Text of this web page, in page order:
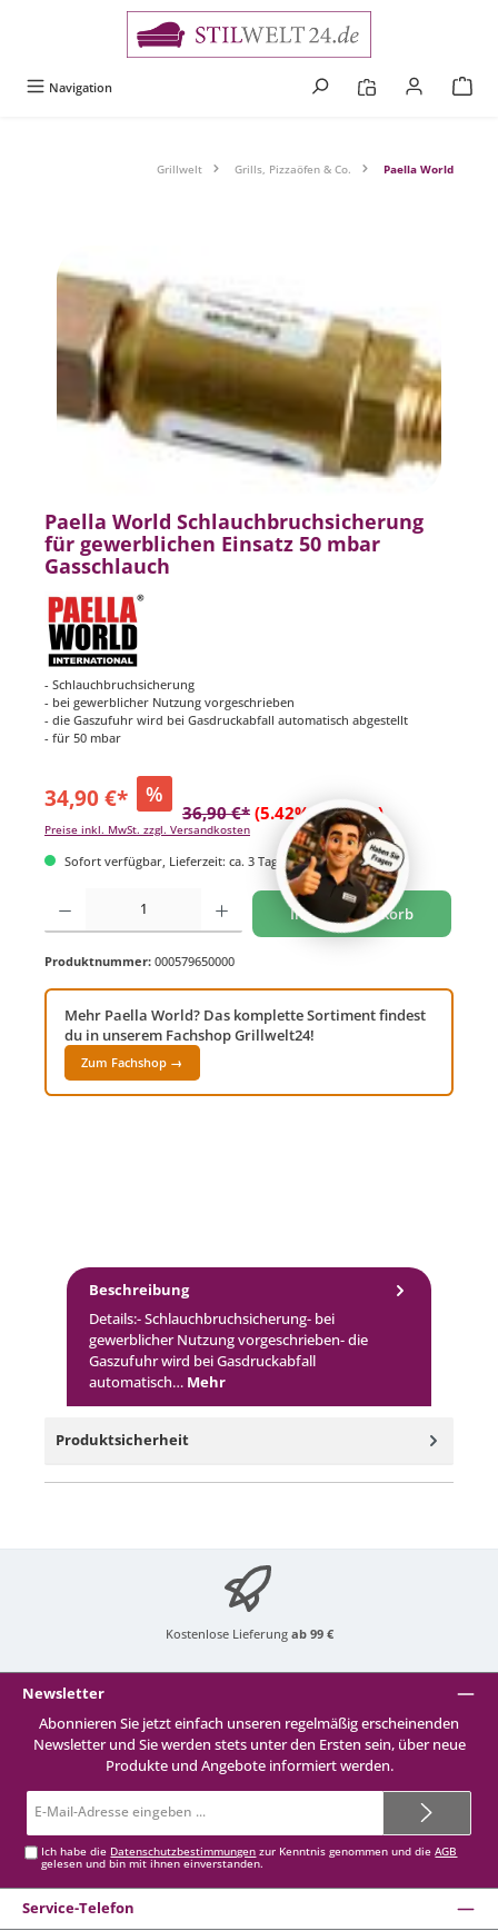
Navigation
Grillwelt Grills, Pizzaöfen & Co. Paella World
Paella World Schlauchbruchsicherung
für gewerblichen Einsatz 50 mbar
Gasschlauch
- Schlauchbruchsicherung
- bei gewerblicher Nutzung vorgeschrieben
- die Gaszufuhr wird bei Gasdruckabfall automatisch abgestellt
- für 50 mbar
34,90 €* %
36,90 €* (5.42% gespart)
Preise inkl. MwSt. zzgl. Versandkosten
Sofort verfügbar, Lieferzeit: ca. 3 Tage
Produkt Anzahl: Gib den gewünschten Wert ein oder benutze die Schaltflächen um
In den Warenkorb
Produktnummer: 000579650000
Mehr Paella World? Das komplette Sortiment findest
du in unserem Fachshop Grillwelt24!
Zum Fachshop →
Beschreibung
Details:- Schlauchbruchsicherung- bei
gewerblicher Nutzung vorgeschrieben- die
Gaszufuhr wird bei Gasdruckabfall
automatisch… Mehr
Produktsicherheit
Kostenlose Lieferung ab 99 €
Newsletter
Abonnieren Sie jetzt einfach unseren regelmäßig erscheinenden
Newsletter und Sie werden stets unter den Ersten sein, über neue
Produkte und Angebote informiert werden.
Mail-
Ich habe die Datenschutzbestimmungen zur Kenntnis genommen und dieAGB
gelesen und bin mit ihnen einverstanden.
Service-Telefon